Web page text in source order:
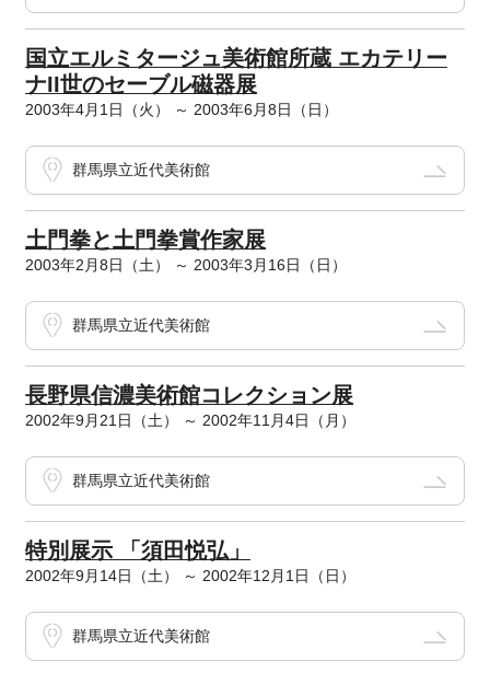
国立エルミタージュ美術館所蔵 エカテリー
ナII世のセーブル磁器展
2003年4月1日（火） ～ 2003年6月8日（日）
群馬県立近代美術館
土門拳と土門拳賞作家展
2003年2月8日（土） ～ 2003年3月16日（日）
群馬県立近代美術館
長野県信濃美術館コレクション展
2002年9月21日（土） ～ 2002年11月4日（月）
群馬県立近代美術館
特別展示 「須田悦弘」
2002年9月14日（土） ～ 2002年12月1日（日）
群馬県立近代美術館